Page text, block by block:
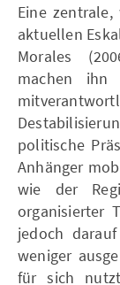
Eine
aktuellen
Morales
machen ihn
politische
Anhänger
wie der
organisierter
jedoch
weniger
für sich